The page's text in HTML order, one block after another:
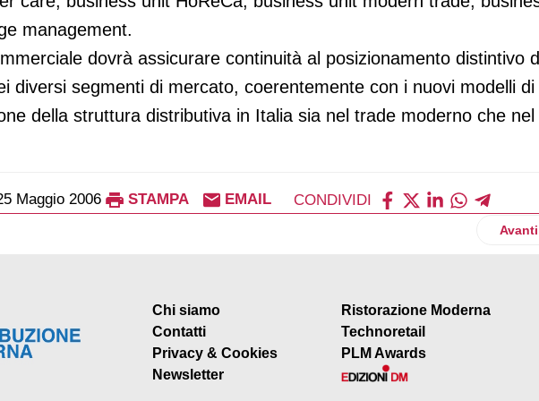
management.
dovrà assicurare continuità al posizionamento distintivo
diversi segmenti di mercato, coerentemente con i nuovi modelli di
della struttura distributiva in Italia sia nel trade moderno che nel
Maggio 2006 STAMPA EMAIL CONDIVIDI
Salvadori direttore corporate affairs in Nestlé Avanti
Chi siamo
Contatti
Privacy & Cookies
Newsletter
Ristorazione Moderna
Technoretail
PLM Awards